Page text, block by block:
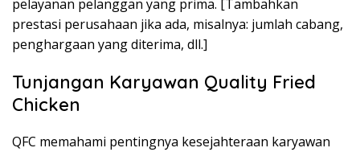
pelayanan pelanggan yang prima. [Tambahkan
prestasi perusahaan jika ada, misalnya: jumlah cabang,
penghargaan yang diterima, dll.]
Tunjangan Karyawan Quality Fried
Chicken
QFC memahami pentingnya kesejahteraan karyawan